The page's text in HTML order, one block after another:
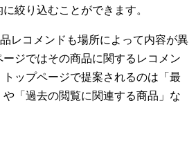
絞り込むことができます。
レコメンドも場所によって内容が異
ジではその商品に関するレコメン
トップページで提案されるのは「最
「過去の閲覧に関連する商品」な